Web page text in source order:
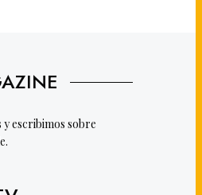
y escribimos sobre